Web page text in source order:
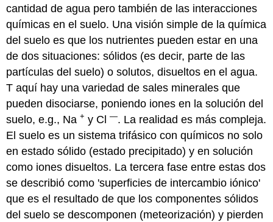
cantidad de agua pero también de las interacciones
químicas en el suelo. Una visión simple de la química
del suelo es que los nutrientes pueden estar en una
de dos situaciones: sólidos (es decir, parte de las
partículas del suelo) o solutos, disueltos en el agua.
T aquí hay una variedad de sales minerales que
pueden disociarse, poniendo iones en la solución del
suelo, e.g., Na+ y Cl—. La realidad es más compleja.
El suelo es un sistema trifásico con químicos no solo
en estado sólido (estado precipitado) y en solución
como iones disueltos. La tercera fase entre estas dos
se describió como 'superficies de intercambio iónico'
que es el resultado de que los componentes sólidos
del suelo se descomponen (meteorización) y pierden